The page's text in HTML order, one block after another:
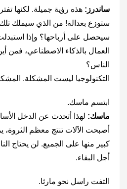
ساندرز: هذه رؤية جميلة. لكنها
ستوزع بعدالة! من الذي سيملك
سيحصل على أرباحها؟ وإذا
العمال بالذكاء الاصطناعي، فمن
الناس؟
التكنولوجيا ليست المشكلة.
ابتسم ماسك.
ماسك:
أصبحت الآلات تنتج معظم الثروة،
كبير منها على الجميع. لن يحتاج
أجل البقاء.
التفت راسل نحو مارثا.